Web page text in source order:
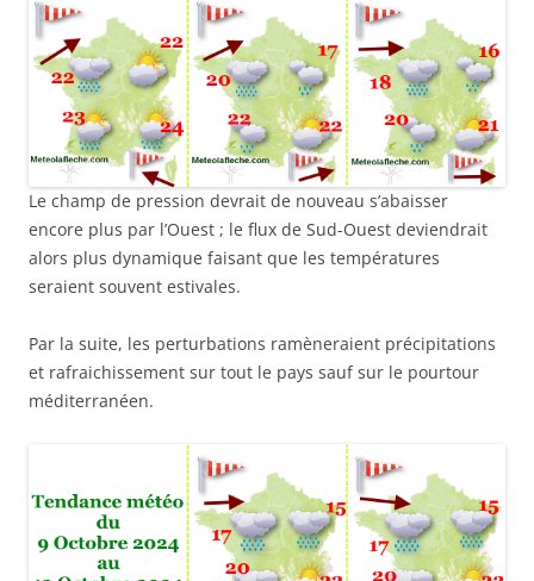
Le champ de pression devrait de nouveau s’abaisser
encore plus par l’Ouest ; le flux de Sud-Ouest deviendrait
alors plus dynamique faisant que les températures
seraient souvent estivales.
Par la suite, les perturbations ramèneraient précipitations
et rafraichissement sur tout le pays sauf sur le pourtour
méditerranéen.